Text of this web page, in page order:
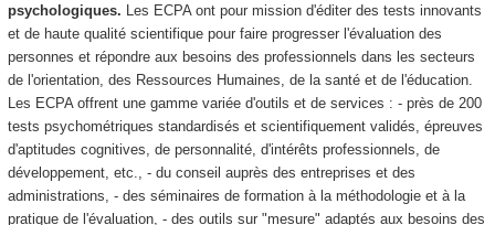
psychologiques. Les ECPA ont pour mission d'éditer des tests innovants
et de haute qualité scientifique pour faire progresser l'évaluation des
personnes et répondre aux besoins des professionnels dans les secteurs
de l'orientation, des Ressources Humaines, de la santé et de l'éducation.
Les ECPA offrent une gamme variée d'outils et de services : - près de 200
tests psychométriques standardisés et scientifiquement validés, épreuves
d'aptitudes cognitives, de personnalité, d'intérêts professionnels, de
développement, etc., - du conseil auprès des entreprises et des
administrations, - des séminaires de formation à la méthodologie et à la
pratique de l'évaluation, - des outils sur "mesure" adaptés aux besoins des